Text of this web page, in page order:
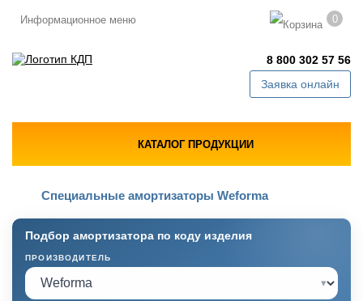
Информационное меню 0
8 800 302 57 56
Заявка онлайн
КАТАЛОГ ПРОДУКЦИИ
Специальные амортизаторы Weforma
Подбор амортизатора по коду изделия
ПРОИЗВОДИТЕЛЬ
▾